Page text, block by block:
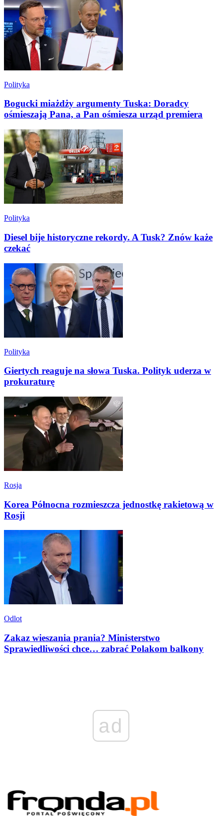
Polityka
Bogucki miażdży argumenty Tuska: Doradcy
ośmieszają Pana, a Pan ośmiesza urząd premiera
Polityka
Diesel bije historyczne rekordy. A Tusk? Znów każe
czekać
Polityka
Giertych reaguje na słowa Tuska. Polityk uderza w
prokuraturę
Rosja
Korea Północna rozmieszcza jednostkę rakietową w
Rosji
Odlot
Zakaz wieszania prania? Ministerstwo
Sprawiedliwości chce… zabrać Polakom balkony
ad